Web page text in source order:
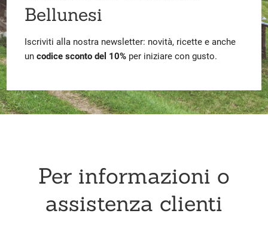
Bellunesi
Iscriviti alla nostra newsletter: novità, ricette e anche
uncodice sconto del 10% per iniziare con gusto.
Per informazioni o
assistenza clienti